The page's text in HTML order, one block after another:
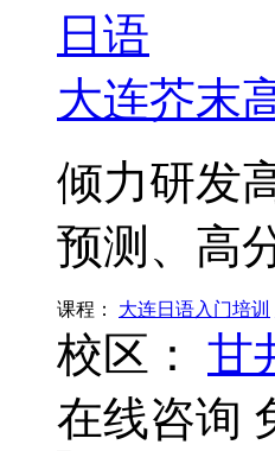
大连芥末
倾力研发
预测、高
课程： 大连日语入门培训
校区： 甘
在线咨询